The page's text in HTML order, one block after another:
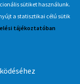
sütiket használunk.
a statisztikai célú sütik
tájékoztatóban